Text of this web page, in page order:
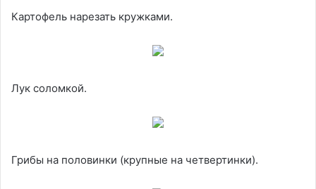
Картофель нарезать кружками.
Лук соломкой.
Грибы на половинки (крупные на четвертинки).